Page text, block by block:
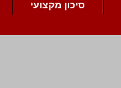
סיכון מקצועי